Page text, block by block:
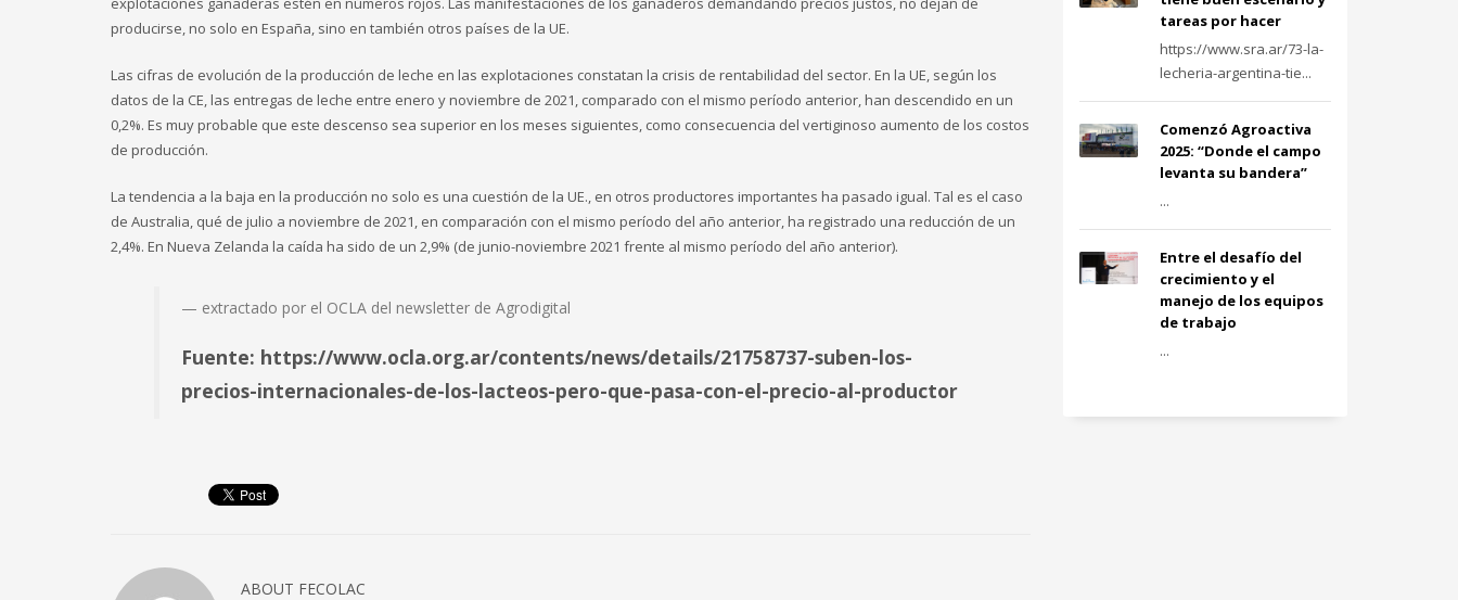
producirse, no solo en España, sino en también otros países de la UE.
Las cifras de evolución de la producción de leche en las explotaciones constatan la crisis de rentabilidad del sector. En la UE, según los
datos de la CE, las entregas de leche entre enero y noviembre de 2021, comparado con el mismo período anterior, han descendido en un
0,2%. Es muy probable que este descenso sea superior en los meses siguientes, como consecuencia del vertiginoso aumento de los costos
de producción.
La tendencia a la baja en la producción no solo es una cuestión de la UE., en otros productores importantes ha pasado igual. Tal es el caso
de Australia, qué de julio a noviembre de 2021, en comparación con el mismo período del año anterior, ha registrado una reducción de un
2,4%. En Nueva Zelanda la caída ha sido de un 2,9% (de junio-noviembre 2021 frente al mismo período del año anterior).
extractado por el OCLA del newsletter de Agrodigital
Fuente: https://www.ocla.org.ar/contents/news/details/21758737-suben-los-
precios-internacionales-de-los-lacteos-pero-que-pasa-con-el-precio-al-productor
ABOUT FECOLAC
tareas por hacer
https://www.sra.ar/73-la-
lecheria-argentina-tie...
Comenzó Agroactiva
2025: “Donde el campo
levanta su bandera”
...
Entre el desafío del
crecimiento y el
manejo de los equipos
de trabajo
...